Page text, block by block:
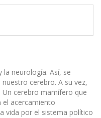
neurología. Así, se
cerebro. A su vez,
cerebro mamífero que
el acercamiento
vida por el sistema político